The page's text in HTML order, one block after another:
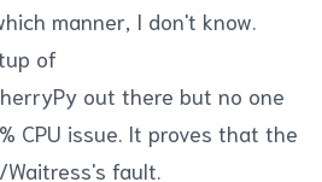
manner, I don't know.
of
out there but no one
CPU issue. It proves that the
fault.